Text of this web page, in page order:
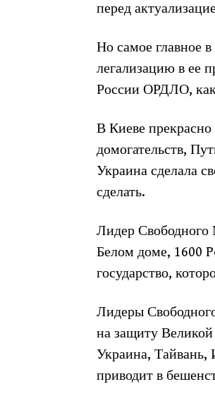
перед
Но самое главное
легализацию в ее
России ОРДЛО,
В Киеве
домогательств,
Украина сделала
сделать.
Лидер Свободного
Белом доме, 1600
государство,
Лидеры
на защиту
Украина, Тайвань,
приводит в